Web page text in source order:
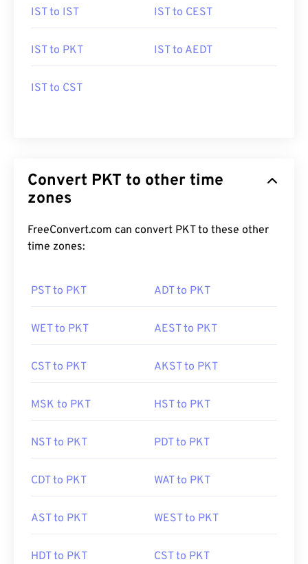
IST to IST IST to CEST
IST to PKT IST to AEDT
IST to CST
Convert PKT to other time
zones
FreeConvert.com can convert PKT to these other
time zones:
PST to PKT ADT to PKT
WET to PKT AEST to PKT
CST to PKT AKST to PKT
MSK to PKT HST to PKT
NST to PKT PDT to PKT
CDT to PKT WAT to PKT
AST to PKT WEST to PKT
HDT to PKT CST to PKT